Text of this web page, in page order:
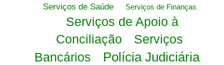
Serviços de Saúde Serviços de Finanças
Serviços de Apoio à
Conciliação
Serviços
Bancários
Polícia Judiciária